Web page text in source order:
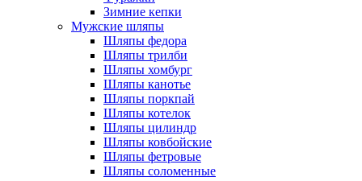
Зимние кепки
Мужские шляпы
Шляпы федора
Шляпы трилби
Шляпы хомбург
Шляпы канотье
Шляпы поркпай
Шляпы котелок
Шляпы цилиндр
Шляпы ковбойские
Шляпы фетровые
Шляпы соломенные